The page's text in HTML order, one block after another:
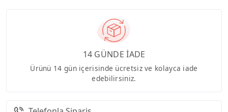
14 GÜNDE İADE
Ürünü 14 gün içerisinde ücretsiz ve kolayca iade
edebilirsiniz.